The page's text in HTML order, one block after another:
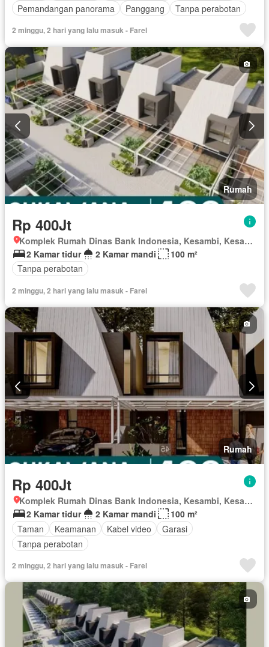
Pemandangan panorama
Panggang Tanpa perabotan
2 minggu, 2 hari yang lalu masuk - Farel
Rumah
Rp 400Jt
Komplek Rumah Dinas Bank Indonesia, Kesambi, Kesambi, Kota Cirebon, Jawa Barat
2 Kamar tidur
2 Kamar mandi
100 m²
Tanpa perabotan
2 minggu, 2 hari yang lalu masuk - Farel
Rumah
Rp 400Jt
Komplek Rumah Dinas Bank Indonesia, Kesambi, Kesambi, Kota Cirebon, Jawa Barat
2 Kamar tidur
2 Kamar mandi
100 m²
Taman
Keamanan Kabel video
Garasi
Tanpa perabotan
2 minggu, 2 hari yang lalu masuk - Farel